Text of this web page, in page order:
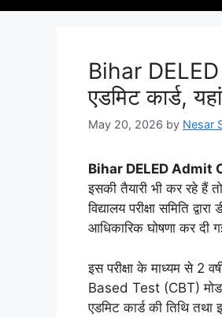
Bihar
एडमिट कार्ड,
May 20, 2026 by Nesar
Bihar DELED Admit
इसकी तैयारी भी कर रहे
विद्यालय परीक्षा समिति
आधिकारिक घोषणा कर दी
इस परीक्षा के माध्यम से 2
Based Test (CBT) मोड में
एडमिट कार्ड की तिथि